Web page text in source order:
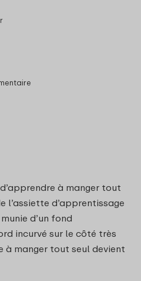
à manger tout
l’assiette d’apprentissage
d’un fond
incurvé sur le côté très
à manger tout seul devient